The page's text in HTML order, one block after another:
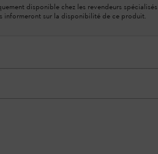
disponible chez les revendeurs
informeront sur la disponibilité de ce produit.